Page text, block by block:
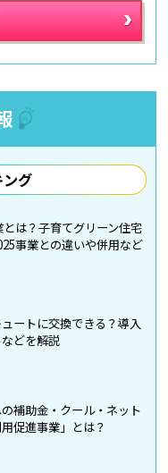
グ
は？子育てグリーン住宅
事業との違いや併用など
ートに交換できる？導入
どを解説
補助金・クール・ネット
促進事業」とは？